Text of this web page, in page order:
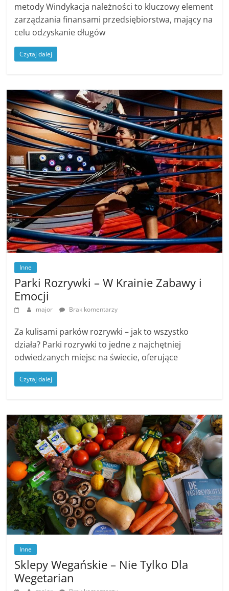
metody Windykacja należności to kluczowy element
zarządzania finansami przedsiębiorstwa, mający na
celu odzyskanie długów
Czytaj dalej
Inne
Parki Rozrywki – W Krainie Zabawy i
Emocji
major Brak komentarzy
Za kulisami parków rozrywki – jak to wszystko
działa? Parki rozrywki to jedne z najchętniej
odwiedzanych miejsc na świecie, oferujące
Czytaj dalej
Inne
Sklepy Wegańskie – Nie Tylko Dla
Wegetarian